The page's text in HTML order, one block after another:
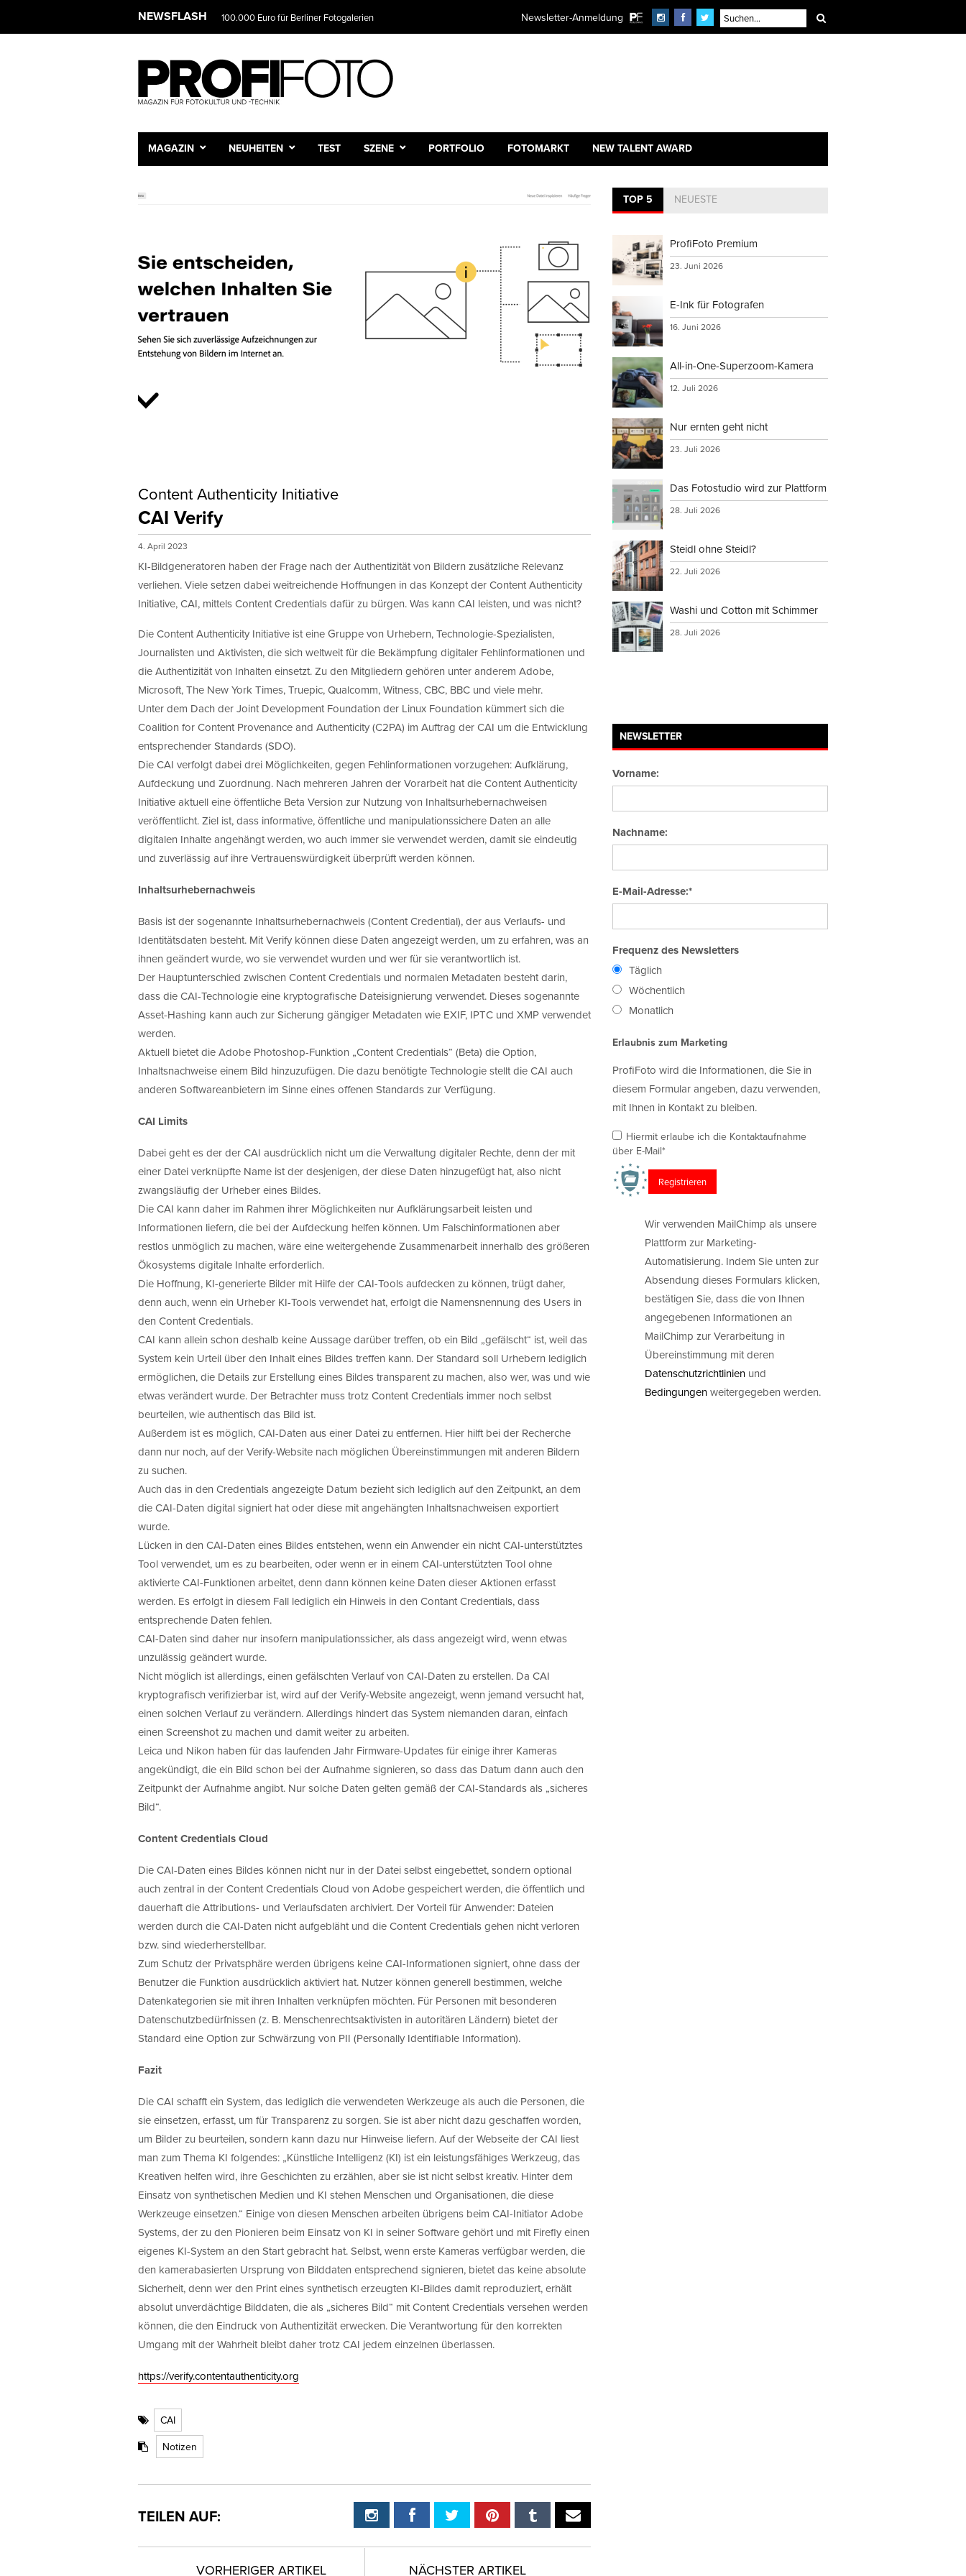
NEWSFLASH 100.000 Euro für Berliner Fotogalerien Newsletter-Anmeldung
MAGAZIN NEUHEITEN TEST SZENE PORTFOLIO FOTOMARKT NEW TALENT AWARD
Content Authenticity Initiative
CAI Verify
4. April 2023
KI-Bildgeneratoren haben der Frage nach der Authentizität von Bildern zusätzliche Relevanz
verliehen. Viele setzen dabei weitreichende Hoffnungen in das Konzept der Content Authenticity
Initiative, CAI, mittels Content Credentials dafür zu bürgen. Was kann CAI leisten, und was nicht?
Die Content Authenticity Initiative ist eine Gruppe von Urhebern, Technologie-Spezialisten,
Journalisten und Aktivisten, die sich weltweit für die Bekämpfung digitaler Fehlinformationen und
die Authentizität von Inhalten einsetzt. Zu den Mitgliedern gehören unter anderem Adobe,
Microsoft, The New York Times, Truepic, Qualcomm, Witness, CBC, BBC und viele mehr.
Unter dem Dach der Joint Development Foundation der Linux Foundation kümmert sich die
Coalition for Content Provenance and Authenticity (C2PA) im Auftrag der CAI um die Entwicklung
entsprechender Standards (SDO).
Die CAI verfolgt dabei drei Möglichkeiten, gegen Fehlinformationen vorzugehen: Aufklärung,
Aufdeckung und Zuordnung. Nach mehreren Jahren der Vorarbeit hat die Content Authenticity
Initiative aktuell eine öffentliche Beta Version zur Nutzung von Inhaltsurhebernachweisen
veröffentlicht. Ziel ist, dass informative, öffentliche und manipulationssichere Daten an alle
digitalen Inhalte angehängt werden, wo auch immer sie verwendet werden, damit sie eindeutig
und zuverlässig auf ihre Vertrauenswürdigkeit überprüft werden können.
Inhaltsurhebernachweis
Basis ist der sogenannte Inhaltsurhebernachweis (Content Credential), der aus Verlaufs- und
Identitätsdaten besteht. Mit Verify können diese Daten angezeigt werden, um zu erfahren, was an
ihnen geändert wurde, wo sie verwendet wurden und wer für sie verantwortlich ist.
Der Hauptunterschied zwischen Content Credentials und normalen Metadaten besteht darin,
dass die CAI-Technologie eine kryptografische Dateisignierung verwendet. Dieses sogenannte
Asset-Hashing kann auch zur Sicherung gängiger Metadaten wie EXIF, IPTC und XMP verwendet
werden.
Aktuell bietet die Adobe Photoshop-Funktion „Content Credentials“ (Beta) die Option,
Inhaltsnachweise einem Bild hinzuzufügen. Die dazu benötigte Technologie stellt die CAI auch
anderen Softwareanbietern im Sinne eines offenen Standards zur Verfügung.
CAI Limits
Dabei geht es der der CAI ausdrücklich nicht um die Verwaltung digitaler Rechte, denn der mit
einer Datei verknüpfte Name ist der desjenigen, der diese Daten hinzugefügt hat, also nicht
zwangsläufig der Urheber eines Bildes.
Die CAI kann daher im Rahmen ihrer Möglichkeiten nur Aufklärungsarbeit leisten und
Informationen liefern, die bei der Aufdeckung helfen können. Um Falschinformationen aber
restlos unmöglich zu machen, wäre eine weitergehende Zusammenarbeit innerhalb des größeren
Ökosystems digitale Inhalte erforderlich.
Die Hoffnung, KI-generierte Bilder mit Hilfe der CAI-Tools aufdecken zu können, trügt daher,
denn auch, wenn ein Urheber KI-Tools verwendet hat, erfolgt die Namensnennung des Users in
den Content Credentials.
CAI kann allein schon deshalb keine Aussage darüber treffen, ob ein Bild „gefälscht“ ist, weil das
System kein Urteil über den Inhalt eines Bildes treffen kann. Der Standard soll Urhebern lediglich
ermöglichen, die Details zur Erstellung eines Bildes transparent zu machen, also wer, was und wie
etwas verändert wurde. Der Betrachter muss trotz Content Credentials immer noch selbst
beurteilen, wie authentisch das Bild ist.
Außerdem ist es möglich, CAI-Daten aus einer Datei zu entfernen. Hier hilft bei der Recherche
dann nur noch, auf der Verify-Website nach möglichen Übereinstimmungen mit anderen Bildern
zu suchen.
Auch das in den Credentials angezeigte Datum bezieht sich lediglich auf den Zeitpunkt, an dem
die CAI-Daten digital signiert hat oder diese mit angehängten Inhaltsnachweisen exportiert
wurde.
Lücken in den CAI-Daten eines Bildes entstehen, wenn ein Anwender ein nicht CAI-unterstütztes
Tool verwendet, um es zu bearbeiten, oder wenn er in einem CAI-unterstützten Tool ohne
aktivierte CAI-Funktionen arbeitet, denn dann können keine Daten dieser Aktionen erfasst
werden. Es erfolgt in diesem Fall lediglich ein Hinweis in den Contant Credentials, dass
entsprechende Daten fehlen.
CAI-Daten sind daher nur insofern manipulationssicher, als dass angezeigt wird, wenn etwas
unzulässig geändert wurde.
Nicht möglich ist allerdings, einen gefälschten Verlauf von CAI-Daten zu erstellen. Da CAI
kryptografisch verifizierbar ist, wird auf der Verify-Website angezeigt, wenn jemand versucht hat,
einen solchen Verlauf zu verändern. Allerdings hindert das System niemanden daran, einfach
einen Screenshot zu machen und damit weiter zu arbeiten.
Leica und Nikon haben für das laufenden Jahr Firmware-Updates für einige ihrer Kameras
angekündigt, die ein Bild schon bei der Aufnahme signieren, so dass das Datum dann auch den
Zeitpunkt der Aufnahme angibt. Nur solche Daten gelten gemäß der CAI-Standards als „sicheres
Bild“.
Content Credentials Cloud
Die CAI-Daten eines Bildes können nicht nur in der Datei selbst eingebettet, sondern optional
auch zentral in der Content Credentials Cloud von Adobe gespeichert werden, die öffentlich und
dauerhaft die Attributions- und Verlaufsdaten archiviert. Der Vorteil für Anwender: Dateien
werden durch die CAI-Daten nicht aufgebläht und die Content Credentials gehen nicht verloren
bzw. sind wiederherstellbar.
Zum Schutz der Privatsphäre werden übrigens keine CAI-Informationen signiert, ohne dass der
Benutzer die Funktion ausdrücklich aktiviert hat. Nutzer können generell bestimmen, welche
Datenkategorien sie mit ihren Inhalten verknüpfen möchten. Für Personen mit besonderen
Datenschutzbedürfnissen (z. B. Menschenrechtsaktivisten in autoritären Ländern) bietet der
Standard eine Option zur Schwärzung von PII (Personally Identifiable Information).
Fazit
Die CAI schafft ein System, das lediglich die verwendeten Werkzeuge als auch die Personen, die
sie einsetzen, erfasst, um für Transparenz zu sorgen. Sie ist aber nicht dazu geschaffen worden,
um Bilder zu beurteilen, sondern kann dazu nur Hinweise liefern. Auf der Webseite der CAI liest
man zum Thema KI folgendes: „Künstliche Intelligenz (KI) ist ein leistungsfähiges Werkzeug, das
Kreativen helfen wird, ihre Geschichten zu erzählen, aber sie ist nicht selbst kreativ. Hinter dem
Einsatz von synthetischen Medien und KI stehen Menschen und Organisationen, die diese
Werkzeuge einsetzen.“ Einige von diesen Menschen arbeiten übrigens beim CAI-Initiator Adobe
Systems, der zu den Pionieren beim Einsatz von KI in seiner Software gehört und mit Firefly einen
eigenes KI-System an den Start gebracht hat. Selbst, wenn erste Kameras verfügbar werden, die
den kamerabasierten Ursprung von Bilddaten entsprechend signieren, bietet das keine absolute
Sicherheit, denn wer den Print eines synthetisch erzeugten KI-Bildes damit reproduziert, erhält
absolut unverdächtige Bilddaten, die als „sicheres Bild“ mit Content Credentials versehen werden
können, die den Eindruck von Authentizität erwecken. Die Verantwortung für den korrekten
Umgang mit der Wahrheit bleibt daher trotz CAI jedem einzelnen überlassen.
https://verify.contentauthenticity.org
CAI
Notizen
TEILEN AUF:
VORHERIGER ARTIKEL NÄCHSTER ARTIKEL
TOP 5 NEUESTE
ProfiFoto Premium
23. Juni 2026
E-Ink für Fotografen
16. Juni 2026
All-in-One-Superzoom-Kamera
12. Juli 2026
Nur ernten geht nicht
23. Juli 2026
Das Fotostudio wird zur Plattform
28. Juli 2026
Steidl ohne Steidl?
22. Juli 2026
Washi und Cotton mit Schimmer
28. Juli 2026
NEWSLETTER
Vorname:
Nachname:
E-Mail-Adresse:*
Frequenz des Newsletters
Täglich
Wöchentlich
Monatlich
Erlaubnis zum Marketing
ProfiFoto wird die Informationen, die Sie in
diesem Formular angeben, dazu verwenden,
mit Ihnen in Kontakt zu bleiben.
Hiermit erlaube ich die Kontaktaufnahme
über E-Mail*
Wir verwenden MailChimp als unsere
Plattform zur Marketing-
Automatisierung. Indem Sie unten zur
Absendung dieses Formulars klicken,
bestätigen Sie, dass die von Ihnen
angegebenen Informationen an
MailChimp zur Verarbeitung in
Übereinstimmung mit deren
Datenschutzrichtlinien und
Bedingungenweitergegeben werden.